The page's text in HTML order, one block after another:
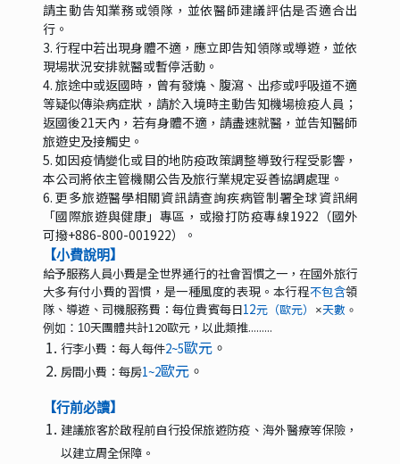
請主動告知業務或領隊，並依醫師建議評估是否適合出
行。
3. 行程中若出現身體不適，應立即告知領隊或導遊，並依
現場狀況安排就醫或暫停活動。
4. 旅途中或返國時，曾有發燒、腹瀉、出疹或呼吸道不適
等疑似傳染病症狀，請於入境時主動告知機場檢疫人員；
返國後21天內，若有身體不適，請盡速就醫，並告知醫師
旅遊史及接觸史。
5. 如因疫情變化或目的地防疫政策調整導致行程受影響，
本公司將依主管機關公告及旅行業規定妥善協調處理。
6. 更多旅遊醫學相關資訊請查詢疾病管制署全球資訊網
「國際旅遊與健康」專區，或撥打防疫專線1922（國外
可撥+886-800-001922）。
【小費說明】
給予服務人員小費是全世界通行的社會習慣之一，在國外旅行
大多有付小費的習慣，是一種風度的表現。本行程不包含領
隊、導遊、司機服務費：每位貴賓每日12元（歐元） ×天數 。
例如：10天團體共計120歐元，以此類推.........
行李小費：每人每件2~5歐元。
房間小費：每房1~2歐元。
【行前必讀】
建議旅客於啟程前自行投保旅遊防疫、海外醫療等保險，
以建立周全保障。